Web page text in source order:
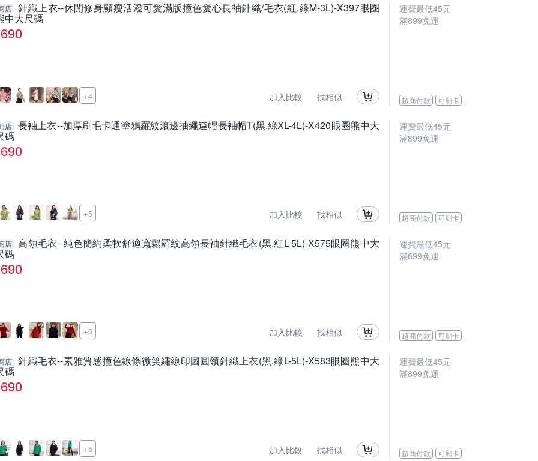
店 針織上衣--休閒修身顯瘦活潑可愛滿版撞色愛心長袖針織/毛衣(紅.綠M-3L)-X397眼圈
中大尺碼
690
+4 加入比較 找相似
運費最低45元
滿899免運
超商付款 可刷卡
店 長袖上衣--加厚刷毛卡通塗鴉羅紋滾邊抽繩連帽長袖帽T(黑.綠XL-4L)-X420眼圈熊中大
碼
690
+5 加入比較 找相似
運費最低45元
滿899免運
超商付款 可刷卡
店 高領毛衣--純色簡約柔軟舒適寬鬆羅紋高領長袖針織毛衣(黑.紅L-5L)-X575眼圈熊中大
碼
690
+5 加入比較 找相似
運費最低45元
滿899免運
超商付款 可刷卡
店 針織毛衣--素雅質感撞色線條微笑繡線印圖圓領針織上衣(黑.綠L-5L)-X583眼圈熊中大
碼
690
+5 加入比較 找相似
運費最低45元
滿899免運
超商付款 可刷卡